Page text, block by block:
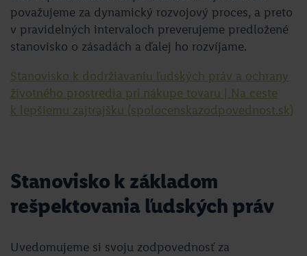
považujeme za dynamický rozvojový proces, a preto
v pravidelných intervaloch preverujeme predložené
stanovisko o zásadách a ďalej ho rozvíjame.
Stanovisko k dodržiavaniu ľudských práv a ochrany
životného prostredia pri nákupe tovaru | Na ceste
k lepšiemu zajtrajšku (spolocenskazodpovednost.sk)
Stanovisko k základom
rešpektovania ľudských práv
Uvedomujeme si svoju zodpovednosť za